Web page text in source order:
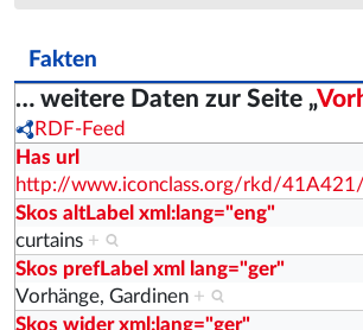
Fakten
… weitere Daten zur Seite „
RDF-Feed
Has url
http://www.iconclass.org/rkd/41A421/
Skos altLabel xml:lang="eng"
curtains +
Skos prefLabel xml lang="ger"
Vorhänge, Gardinen +
Skos wider xml:lang="ger"